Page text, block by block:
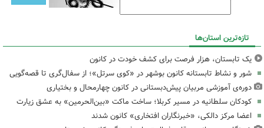
تازه‌ترین استان‌ها
یک تابستان، هزار فرصت برای کشف خودت در کانون
شور و نشاط تابستانه کانون بوشهر در «کوی سرتل»؛ از سفال‌گری تا قصه‌گویی
دوره‌ی آموزشی مربیان پیش‌دبستانی در کانون چهارمحال و بختیاری
کودکان سلطانیه در مسیر کربلا؛ ساخت ماکت «بین‌الحرمین» به عشق زیارت
اعضا مرکز دالکی، «خبرنگاران افتخاری» کانون شدند